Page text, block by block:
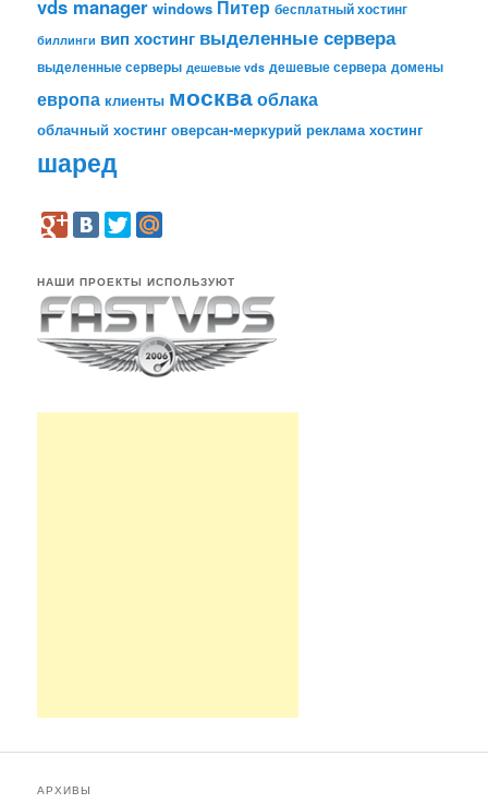
vds manager windows Питер бесплатный хостинг
биллинги вип хостинг выделенные сервера
выделенные серверы дешевые vds дешевые сервера домены
европа клиенты москваоблака
облачный хостинг оверсан-меркурий реклама хостинг
шаред
НАШИ ПРОЕКТЫ ИСПОЛЬЗУЮТ
АРХИВЫ